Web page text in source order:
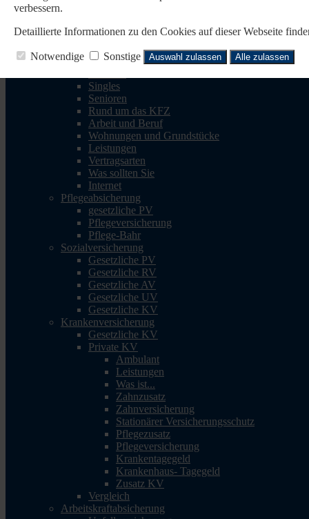
Reisen
Reiserücktritt
Reisegepäck
Rechtsschutz
Singles
Senioren
Rund um das KFZ
Arbeit und Beruf
Wohnungen und Grundstücke
Leistungen
Vertragsarten
Was sollten Sie
Internet
Pflegeabsicherung
gesetzliche PV
Pflegeversicherung
Pflege-Bahr
Sozialversicherung
Gesetzliche PV
Gesetzliche RV
Gesetzliche AV
Gesetzliche UV
Gesetzliche KV
Krankenversicherung
Gesetzliche KV
Private KV
Ambulant
Leistungen
Was ist...
Zahnzusatz
Zahnversicherung
Stationärer Versicherungsschutz
Pflegezusatz
Pflegeversicherung
Krankentagegeld
Krankenhaus- Tagegeld
Zusatz KV
Vergleich
Arbeitskraftabsicherung
verbessern.
Detaillierte Informationen zu den Cookies auf dieser Webseite
Notwendige Sonstige Auswahl zulassen Alle zulassen